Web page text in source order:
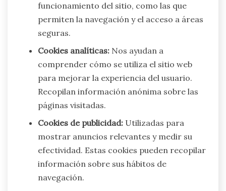
funcionamiento del sitio, como las que
permiten la navegación y el acceso a áreas
seguras.
Cookies analíticas: Nos ayudan a
comprender cómo se utiliza el sitio web
para mejorar la experiencia del usuario.
Recopilan información anónima sobre las
páginas visitadas.
Cookies de publicidad: Utilizadas para
mostrar anuncios relevantes y medir su
efectividad. Estas cookies pueden recopilar
información sobre sus hábitos de
navegación.